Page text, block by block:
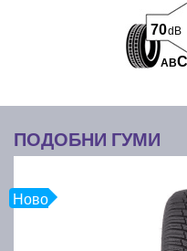
ABC
70dB
ПОДОБНИ ГУМИ
Ново